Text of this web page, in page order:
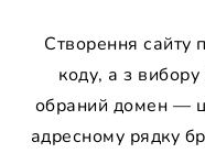
Створення сайту
коду, а з
обраний домен —
адресному рядку